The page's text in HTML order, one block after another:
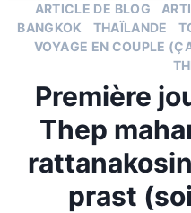
ARTICLE DE BLOG
BANGKOK
THAÏLANDE
VOYAGE EN COUPLE
Première
Thep
prast